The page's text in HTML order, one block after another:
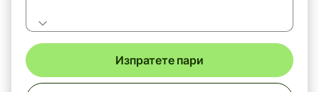
Изпратете пари